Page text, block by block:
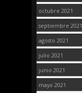
octubre 2021
septiembre 2021
agosto 2021
julio 2021
junio 2021
mayo 2021